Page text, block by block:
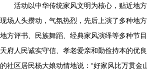
活动以中华传统家风文明为核心，贴近地
现场人头攒动，气氛热烈，先后上演了多种地
地方评书、民族舞蹈、经典家风演绎等多种节
天府人民诚实守信、孝老爱亲和勤俭持本的优
的社区居民杨大娘动情地说：“好家风比万贯金